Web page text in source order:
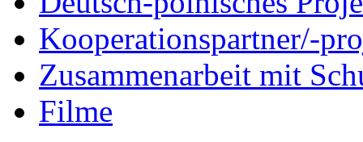
Kooperationspartner/-
Zusammenarbeit mit
Filme